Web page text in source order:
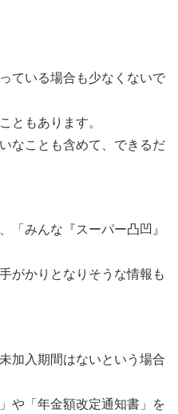
ている場合も少なくないで
ともあります。
なことも含めて、できるだ
「みんな『スーパー凸凹』
がかりとなりそうな情報も
加入期間はないという場合
や「年金額改定通知書」を